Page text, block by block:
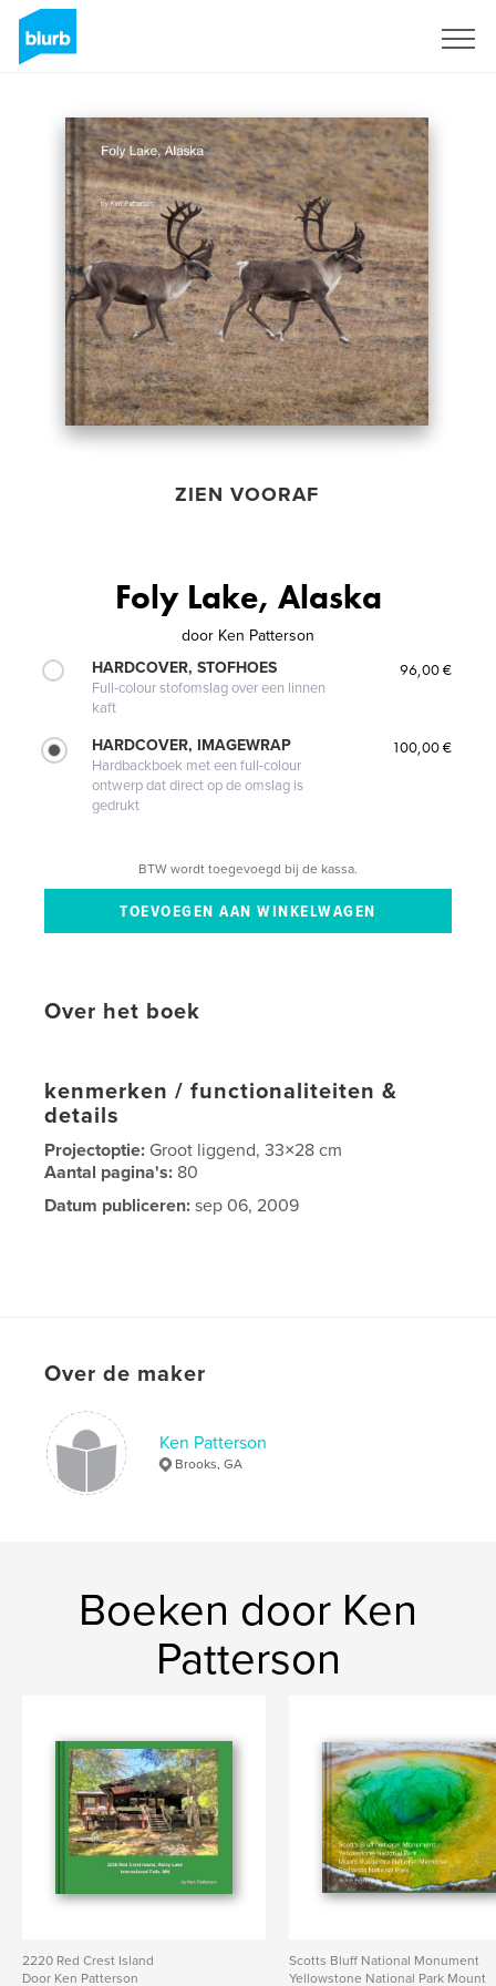
ZIEN VOORAF
Foly Lake, Alaska
door Ken Patterson
HARDCOVER, STOFHOES
Full-colour stofomslag over een linnen
kaft
96,00 €
HARDCOVER, IMAGEWRAP
Hardbackboek met een full-colour
ontwerp dat direct op de omslag is
gedrukt
100,00 €
BTW wordt toegevoegd bij de kassa.
Over het boek
kenmerken / functionaliteiten &
details
Projectoptie: Groot liggend, 33×28 cm
Aantal pagina's: 80
Datum publiceren: sep 06, 2009
Over de maker
Ken Patterson
Brooks, GA
Boeken door Ken
Patterson
2220 Red Crest Island
Door Ken Patterson
Scotts Bluff National Monument
Yellowstone National Park Mount